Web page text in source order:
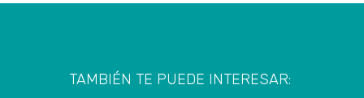
TAMBIÉN TE PUEDE INTERESAR: